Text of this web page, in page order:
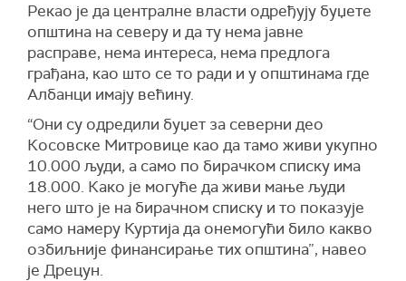
Рекао је да централне власти одређују буџете
општина на северу и да ту нема јавне
расправе, нема интереса, нема предлога
грађана, као што се то ради и у општинама где
Албанци имају већину.
“Они су одредили буџет за северни део
Косовске Митровице као да тамо живи укупно
10.000 људи, а само по бирачком списку има
18.000. Како је могуће да живи мање људи
него што је на бирачном списку и то показује
само намеру Куртија да онемогући било какво
озбиљније финансирање тих општина”, навео
је Дрецун.